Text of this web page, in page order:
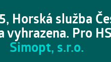
Horská služba
vyhrazena. Pro
Simopt, s.r.o.